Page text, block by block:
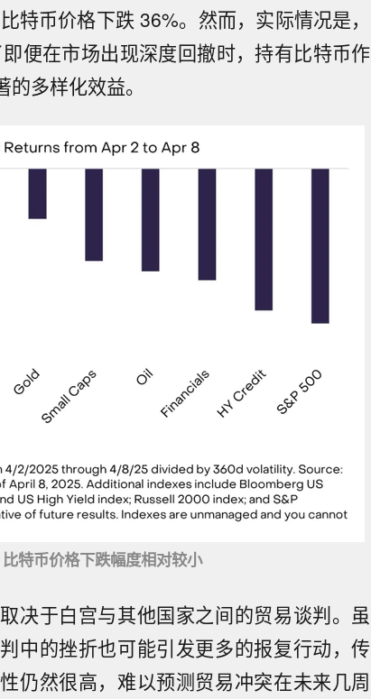
特币价格下跌 36%。然而，实际情况是，
便在市场出现深度回撤时，持有比特币作
多样化效益。
特币价格下跌幅度相对较小
决于白宫与其他国家之间的贸易谈判。虽
中的挫折也可能引发更多的报复行动，传
仍然很高，难以预测贸易冲突在未来几周